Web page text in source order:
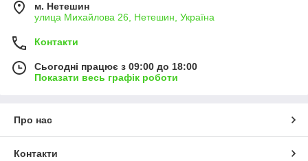
м. Нетешин
улица Михайлова 26, Нетешин, Україна
Контакти
Сьогодні працює з 09:00 до 18:00
Показати весь графік роботи
Про нас
Контакти